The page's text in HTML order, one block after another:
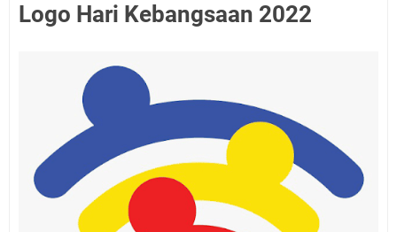
Logo Hari Kebangsaan 2022